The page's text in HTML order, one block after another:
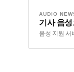
AUDIO
기사 음성
음성 지원 서